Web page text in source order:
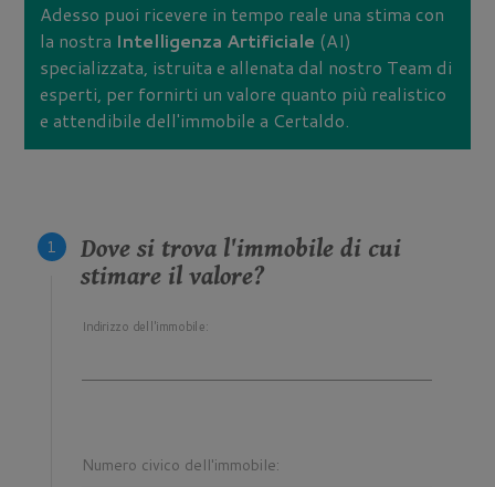
Adesso puoi ricevere in tempo reale una stima con
la nostra Intelligenza Artificiale (AI)
specializzata, istruita e allenata dal nostro Team di
esperti, per fornirti un valore quanto più realistico
e attendibile dell'immobile a Certaldo.
Dove si trova l'immobile di cui
stimare il valore?
Indirizzo dell'immobile:
Numero civico dell'immobile: